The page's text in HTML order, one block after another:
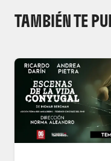
TAMBIÉN TE